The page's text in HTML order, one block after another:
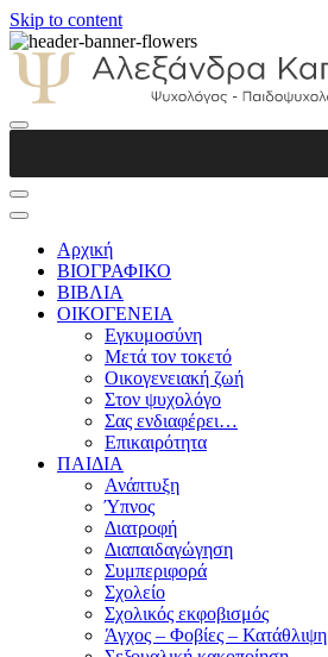
Skip to content
Παιδοψυχολόγος
Αρχική
ΒΙΟΓΡΑΦΙΚΟ
ΒΙΒΛΙΑ
ΟΙΚΟΓΕΝΕΙΑ
Εγκυμοσύνη
Μετά τον τοκετό
Οικογενειακή ζωή
Στον ψυχολόγο
Σας ενδιαφέρει…
Επικαιρότητα
ΠΑΙΔΙΑ
Ανάπτυξη
Ύπνος
Διατροφή
Διαπαιδαγώγηση
Συμπεριφορά
Σχολείο
Σχολικός εκφοβισμός
Άγχος – Φοβίες – Κατάθλιψη